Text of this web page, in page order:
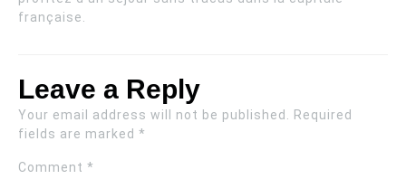
française.
Leave a Reply
Your email address will not be published.
Required
fields are marked *
Comment *